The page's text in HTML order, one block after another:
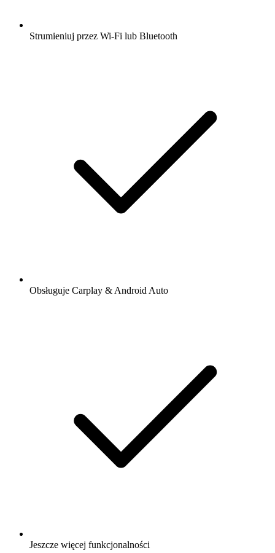
Strumieniuj przez Wi-Fi lub Bluetooth
Obsługuje Carplay & Android Auto
Jeszcze więcej funkcjonalności